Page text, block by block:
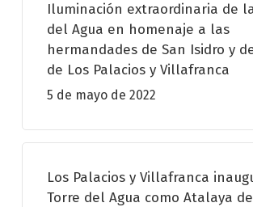
Iluminación extraordinaria de
del Agua en homenaje a las
hermandades de San Isidro y
de Los Palacios y Villafranca
5 de mayo de 2022
Los Palacios y Villafranca
Torre del Agua como Atalaya